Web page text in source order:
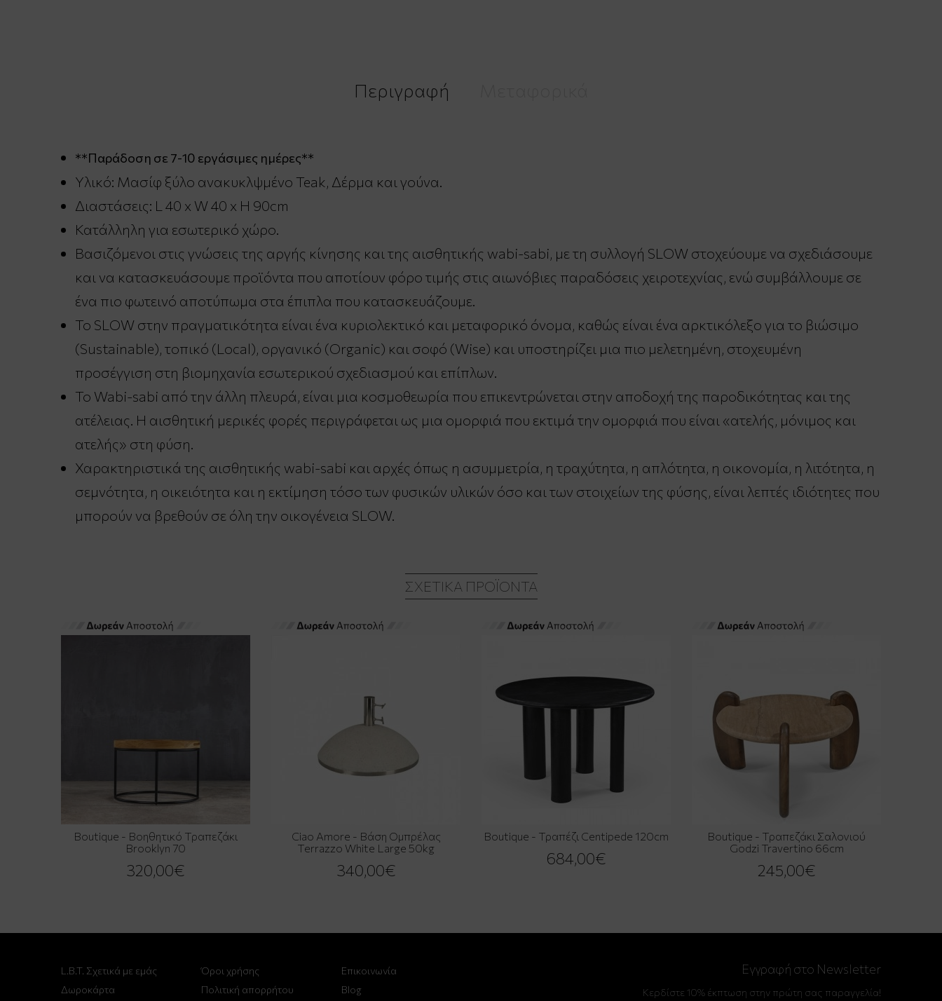
Περιγραφή
**Παράδοση σε 7-10 εργάσιμες ημέρες**
Υλικό: Μασίφ ξύλο ανακυκλψμένο Teak, Δέρμα και γούνα.
Διαστάσεις: L 40 x W 40 x H 90cm
Κατάλληλη για εσωτερικό χώρο.
Βασιζόμενοι στις γνώσεις της αργής κίνησης και της αισθητικής wabi-sabi, με τη συλλογή SLOW στοχεύουμε να σχεδιάσουμε
και να κατασκευάσουμε προϊόντα που αποτίουν φόρο τιμής στις αιωνόβιες παραδόσεις χειροτεχνίας, ενώ συμβάλλουμε σε
ένα πιο φωτεινό αποτύπωμα στα έπιπλα που κατασκευάζουμε.
Το SLOW στην πραγματικότητα είναι ένα κυριολεκτικό και μεταφορικό όνομα, καθώς είναι ένα αρκτικόλεξο για το βιώσιμο
(Sustainable), τοπικό (Local), οργανικό (Organic) και σοφό (Wise) και υποστηρίζει μια πιο μελετημένη, στοχευμένη
προσέγγιση στη βιομηχανία εσωτερικού σχεδιασμού και επίπλων.
Το Wabi-sabi από την άλλη πλευρά, είναι μια κοσμοθεωρία που επικεντρώνεται στην αποδοχή της παροδικότητας και της
ατέλειας. Η αισθητική μερικές φορές περιγράφεται ως μια ομορφιά που εκτιμά την ομορφιά που είναι «ατελής, μόνιμος και
ατελής» στη φύση.
Χαρακτηριστικά της αισθητικής wabi-sabi και αρχές όπως η ασυμμετρία, η τραχύτητα, η απλότητα, η οικονομία, η λιτότητα, η
σεμνότητα, η οικειότητα και η εκτίμηση τόσο των φυσικών υλικών όσο και των στοιχείων της φύσης, είναι λεπτές ιδιότητες που
μπορούν να βρεθούν σε όλη την οικογένεια SLOW.
ΣΧΕΤΙΚΆ ΠΡΟΪΌΝΤΑ
Boutique - Βοηθητικό Τραπεζάκι
Brooklyn 70
320,00€
Ciao Amore - Βάση Ομπρέλας
Terrazzo White Large 50kg
340,00€
Boutique - Τραπέζι Centipede 120cm
684,00€
Boutique - Τραπεζάκι Σαλονιού
Godzi Travertino 66cm
245,00€
L.B.T. Σχετικά με εμάς
Δωροκάρτα
Όροι χρήσης
Πολιτική απορρήτου
Επικοινωνία
Blog
Εγγραφή στο Newsletter
Κερδίστε 10% έκπτωση στην πρώτη σας παραγγελία!